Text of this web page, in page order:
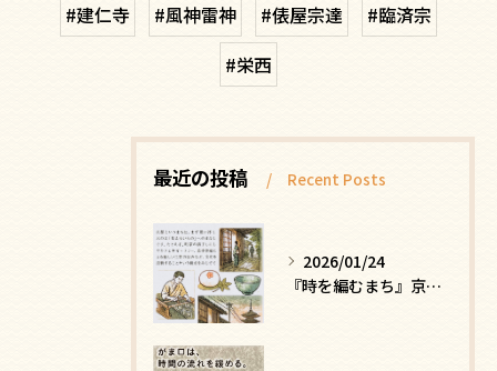
#建仁寺 #風神雷神 #俵屋宗達
#臨済宗
#栄西
最近の投稿 Recent Posts
2026/01/24
『時を編むまち』京都ー日常にひそむ、静かな贅沢